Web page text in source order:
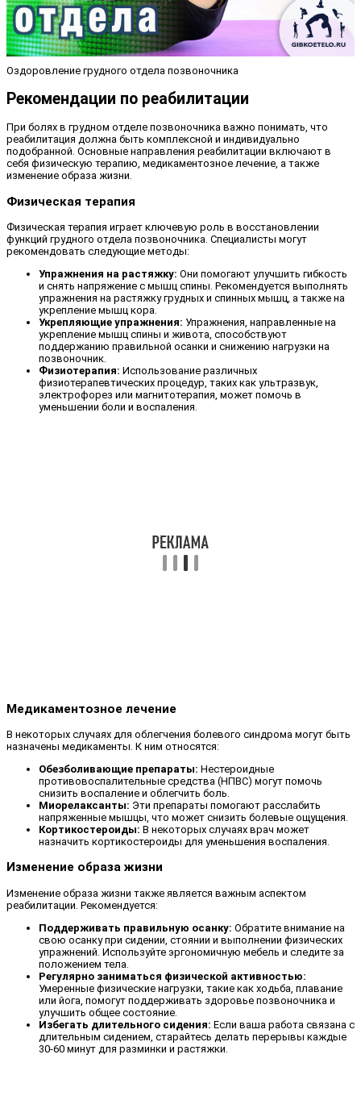
Оздоровление грудного отдела позвоночника
Рекомендации по реабилитации
При болях в грудном отделе позвоночника важно понимать, что
реабилитация должна быть комплексной и индивидуально
подобранной. Основные направления реабилитации включают в
себя физическую терапию, медикаментозное лечение, а также
изменение образа жизни.
Физическая терапия
Физическая терапия играет ключевую роль в восстановлении
функций грудного отдела позвоночника. Специалисты могут
рекомендовать следующие методы:
Упражнения на растяжку: Они помогают улучшить гибкость
и снять напряжение с мышц спины. Рекомендуется выполнять
упражнения на растяжку грудных и спинных мышц, а также на
укрепление мышц кора.
Укрепляющие упражнения: Упражнения, направленные на
укрепление мышц спины и живота, способствуют
поддержанию правильной осанки и снижению нагрузки на
позвоночник.
Физиотерапия: Использование различных
физиотерапевтических процедур, таких как ультразвук,
электрофорез или магнитотерапия, может помочь в
уменьшении боли и воспаления.
Медикаментозное лечение
В некоторых случаях для облегчения болевого синдрома могут быть
назначены медикаменты. К ним относятся:
Обезболивающие препараты: Нестероидные
противовоспалительные средства (НПВС) могут помочь
снизить воспаление и облегчить боль.
Миорелаксанты: Эти препараты помогают расслабить
напряженные мышцы, что может снизить болевые ощущения.
Кортикостероиды: В некоторых случаях врач может
назначить кортикостероиды для уменьшения воспаления.
Изменение образа жизни
Изменение образа жизни также является важным аспектом
реабилитации. Рекомендуется:
Поддерживать правильную осанку: Обратите внимание на
свою осанку при сидении, стоянии и выполнении физических
упражнений. Используйте эргономичную мебель и следите за
положением тела.
Регулярно заниматься физической активностью:
Умеренные физические нагрузки, такие как ходьба, плавание
или йога, помогут поддерживать здоровье позвоночника и
улучшить общее состояние.
Избегать длительного сидения: Если ваша работа связана с
длительным сидением, старайтесь делать перерывы каждые
30-60 минут для разминки и растяжки.